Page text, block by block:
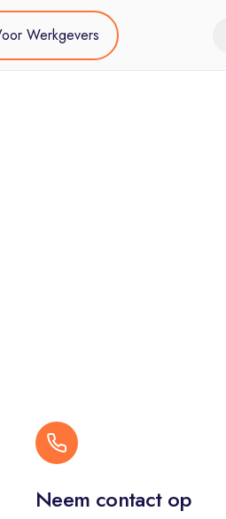
Werkgevers
Neem contact op